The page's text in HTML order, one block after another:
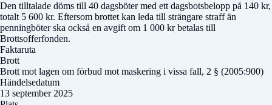
Den tilltalade döms till 40 dagsböter med ett dagsbotsbelopp på 140 kr,
totalt 5 600 kr. Eftersom brottet kan leda till strängare straff än
penningböter ska också en avgift om 1 000 kr betalas till
Brottsofferfonden.
Faktaruta
Brott
Brott mot lagen om förbud mot maskering i vissa fall, 2 § (2005:900)
Händelsedatum
13 september 2025